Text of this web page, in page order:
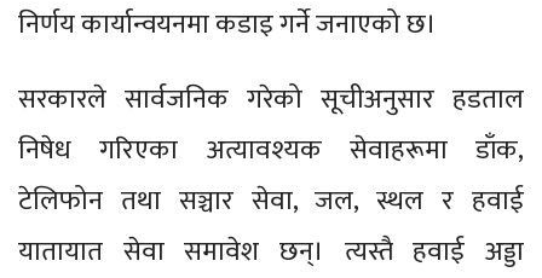
निर्णय कार्यान्वयनमा कडाइ गर्ने जनाएको छ।
सरकारले सार्वजनिक गरेको सूचीअनुसार हडताल
निषेध गरिएका अत्यावश्यक सेवाहरूमा डाँक,
टेलिफोन तथा सञ्चार सेवा, जल, स्थल र हवाई
यातायात सेवा समावेश छन्। त्यस्तै हवाई अड्डा